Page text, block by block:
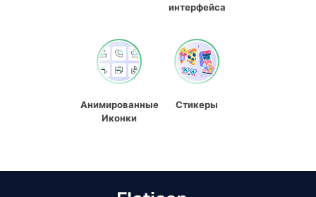
интерфейса
Анимированные
Иконки
Стикеры